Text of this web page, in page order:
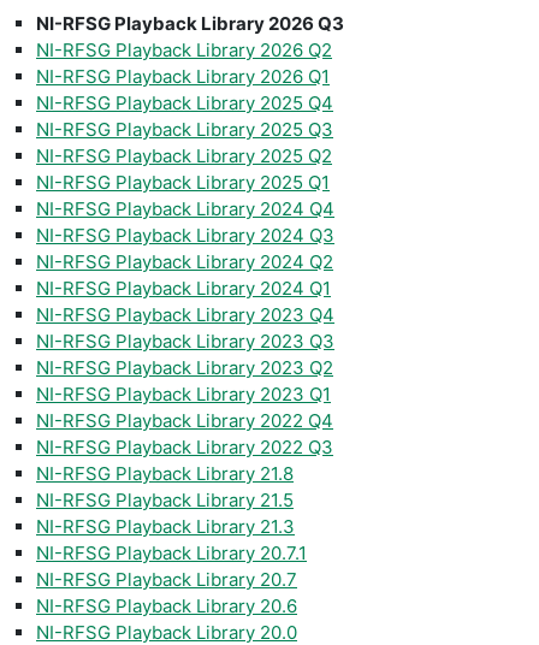
NI-RFSG Playback Library 2026 Q3
NI-RFSG Playback Library 2026 Q2
NI-RFSG Playback Library 2026 Q1
NI-RFSG Playback Library 2025 Q4
NI-RFSG Playback Library 2025 Q3
NI-RFSG Playback Library 2025 Q2
NI-RFSG Playback Library 2025 Q1
NI-RFSG Playback Library 2024 Q4
NI-RFSG Playback Library 2024 Q3
NI-RFSG Playback Library 2024 Q2
NI-RFSG Playback Library 2024 Q1
NI-RFSG Playback Library 2023 Q4
NI-RFSG Playback Library 2023 Q3
NI-RFSG Playback Library 2023 Q2
NI-RFSG Playback Library 2023 Q1
NI-RFSG Playback Library 2022 Q4
NI-RFSG Playback Library 2022 Q3
NI-RFSG Playback Library 21.8
NI-RFSG Playback Library 21.5
NI-RFSG Playback Library 21.3
NI-RFSG Playback Library 20.7.1
NI-RFSG Playback Library 20.7
NI-RFSG Playback Library 20.6
NI-RFSG Playback Library 20.0